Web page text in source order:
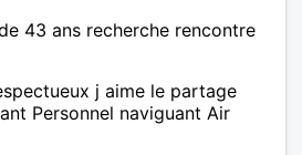
43 ans recherche rencontre
j aime le partage
Personnel naviguant Air